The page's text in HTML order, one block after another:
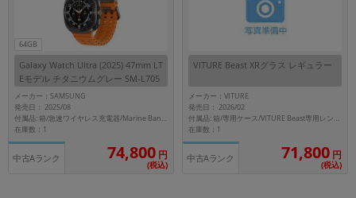
64GB
Galaxy Watch Ultra (2025) 47mm LT
Eモデル チタニウムグレー SM-L705
FZA5SJP【国内版】
メーカー：SAMSUNG
発売日： 2025/08
付属品: 箱/急速ワイヤレス充電器/Marine Band(オレンジ)/マニュアル
在庫数：1
中古Aランク 74,800 円
(税込)
VITURE Beast XRグラス レギュラー
メーカー：VITURE
発売日： 2026/02
付属品: 箱/専用ケース/VITURE Beast専用レンズフレーム/USB-C端子マグネットケーブル/ノーズパッド(3種)/アンチクリップヘアカバー/グラスクロス/マニュアル
在庫数：1
中古Aランク 71,800 円
(税込)